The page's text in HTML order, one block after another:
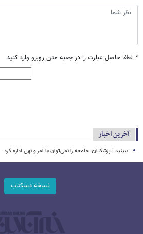
* لطفا حاصل عبارت را در جعبه متن روبرو وارد کنید
آخرین اخبار
ببینید | پزشکیان: جامعه را نمی‌توان با امر و نهی اداره کرد
نسخه دسکتاپ